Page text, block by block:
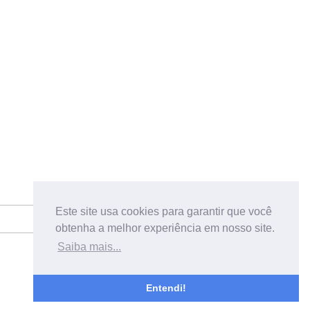
Este site usa cookies para garantir que você
obtenha a melhor experiência em nosso site.
Saiba mais...
Entendi!